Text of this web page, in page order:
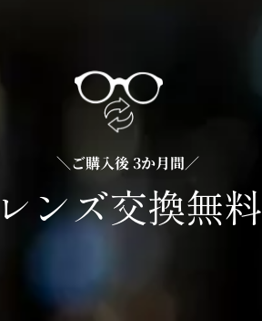
＼ご購入後 3か月間／
レンズ交換無料